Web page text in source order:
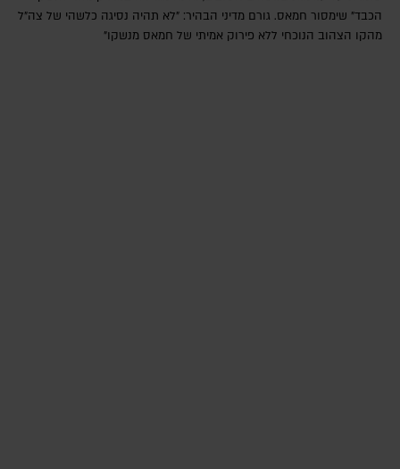
הכבד" שימסור חמאס. גורם מדיני הבהיר: "לא תהיה נסיגה כלשהי של צה"ל
מהקו הצהוב הנוכחי ללא פירוק אמיתי של חמאס מנשקו"